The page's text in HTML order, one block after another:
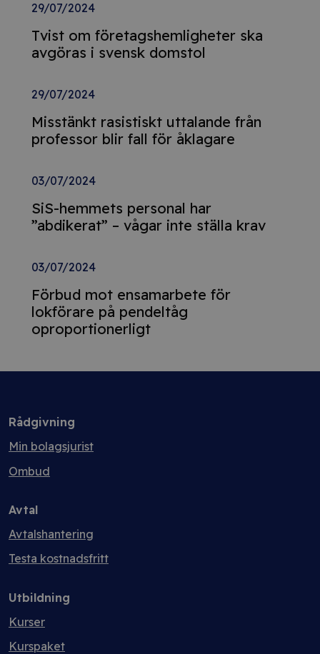
29/07/2024
Tvist om företagshemligheter ska
avgöras i svensk domstol
29/07/2024
Misstänkt rasistiskt uttalande från
professor blir fall för åklagare
03/07/2024
SiS-hemmets personal har
”abdikerat” – vågar inte ställa krav
03/07/2024
Förbud mot ensamarbete för
lokförare på pendeltåg
oproportionerligt
Rådgivning
Min bolagsjurist
Ombud
Avtal
Avtalshantering
Testa kostnadsfritt
Utbildning
Kurser
Kurspaket